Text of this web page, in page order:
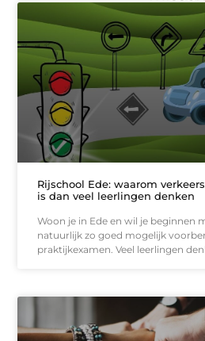
Rijschool Ede: waarom
is dan veel leerlingen denken
Woon je in Ede en wil je beginnen
natuurlijk zo goed mogelijk
praktijkexamen. Veel leerlingen